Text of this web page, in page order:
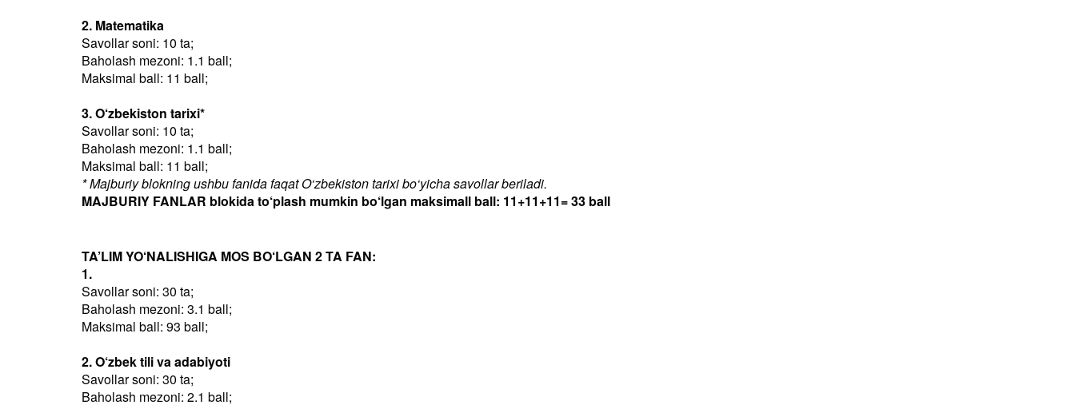
2. Matematika
Savollar soni: 10 ta;
Baholash mezoni: 1.1 ball;
Maksimal ball: 11 ball;
3. O‘zbekiston tarixi*
Savollar soni: 10 ta;
Baholash mezoni: 1.1 ball;
Maksimal ball: 11 ball;
* Majburiy blokning ushbu fanida faqat O‘zbekiston tarixi bo‘yicha savollar beriladi.
MAJBURIY FANLAR blokida to‘plash mumkin bo‘lgan maksimall ball: 11+11+11= 33 ball
TA’LIM YO‘NALISHIGA MOS BO‘LGAN 2 TA FAN:
1.
Savollar soni: 30 ta;
Baholash mezoni: 3.1 ball;
Maksimal ball: 93 ball;
2. O‘zbek tili va adabiyoti
Savollar soni: 30 ta;
Baholash mezoni: 2.1 ball;